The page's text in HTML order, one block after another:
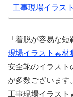
工事現場イラス
「着脱が容易な
現場イラスト素材
安全靴のイラスト
が多数ございます。
工事現場イラスト